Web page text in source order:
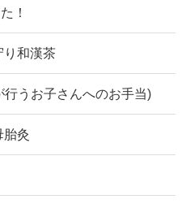
！
り和漢茶
うお子さんへのお手当)
胎灸